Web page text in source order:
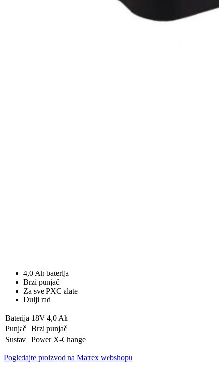
4,0 Ah baterija
Brzi punjač
Za sve PXC alate
Dulji rad
Baterija 18V 4,0 Ah
Punjač Brzi punjač
Sustav
Power X-Change
Pogledajte proizvod na Matrex webshopu